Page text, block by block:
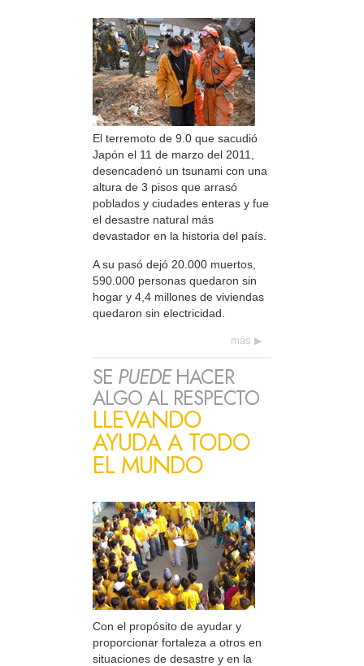
El terremoto de 9.0 que sacudió
Japón el 11 de marzo del 2011,
desencadenó un tsunami con una
altura de 3 pisos que arrasó
poblados y ciudades enteras y fue
el desastre natural más
devastador en la historia del país.
A su pasó dejó 20.000 muertos,
590.000 personas quedaron sin
hogar y 4,4 millones de viviendas
quedaron sin electricidad.
más
SE PUEDEHACER
ALGO AL RESPECTO
LLEVANDO
AYUDA A TODO
EL MUNDO
Con el propósito de ayudar y
proporcionar fortaleza a otros en
situaciones de desastre y en la